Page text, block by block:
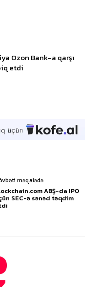
Ozon Bank-a qarşı
etdi
məqalədə
ABŞ-da IPO
SEC-ə sənəd təqdim